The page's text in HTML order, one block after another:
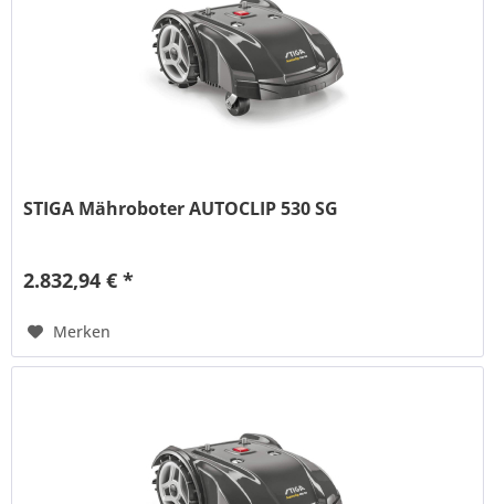
STIGA Mähroboter AUTOCLIP 530 SG
2.832,94 € *
Merken